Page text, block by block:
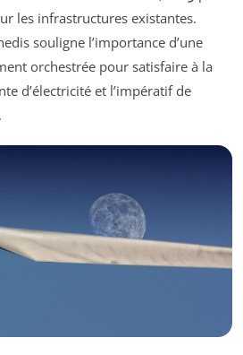
les infrastructures existantes.
souligne l’importance d’une
orchestrée pour satisfaire à la
d’électricité et l’impératif de